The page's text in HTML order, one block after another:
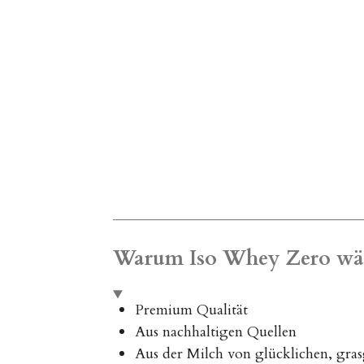
Warum Iso Whey Zero
Premium Qualität
Aus nachhaltigen Quellen
Aus der Milch von glücklichen,